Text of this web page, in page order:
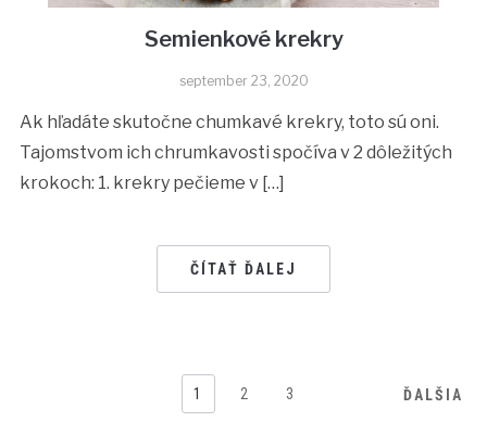
Semienkové krekry
september 23, 2020
Ak hľadáte skutočne chumkavé krekry, toto sú oni.
Tajomstvom ich chrumkavosti spočíva v 2 dôležitých
krokoch: 1. krekry pečieme v […]
ČÍTAŤ ĎALEJ
1 2 3 ĎALŠIA